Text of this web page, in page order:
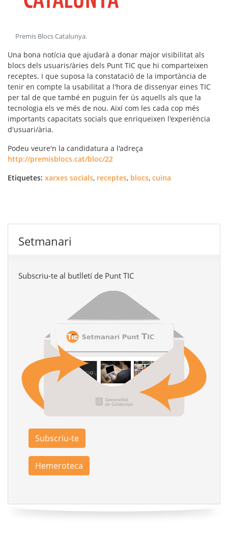
Premis Blocs Catalunya.
Una bona notícia que ajudarà a donar major visibilitat als
blocs dels usuaris/àries dels Punt TIC que hi comparteixen
receptes. I que suposa la constatació de la importància de
tenir en compte la usabilitat a l'hora de dissenyar eines TIC
per tal de que també en puguin fer ús aquells als que la
tecnologia els ve més de nou. Així com les cada cop més
importants capacitats socials que enriqueixen l'experiència
d'usuari/ària.
Podeu veure'n la candidatura a l'adreça
http://premisblocs.cat/bloc/22
Etiquetes: xarxes socials, receptes, blocs, cuina
Setmanari
Subscriu-te al butlletí de Punt TIC
Subscriu-te
Hemeroteca